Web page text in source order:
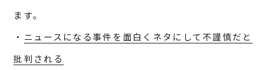
ます。
・ ニュースになる事件を面白くネタにして不謹慎だと
批判される